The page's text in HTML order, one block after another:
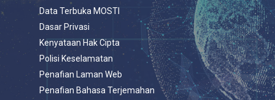
Data Terbuka MOSTI
Dasar Privasi
Kenyataan Hak Cipta
Polisi Keselamatan
Penafian Laman Web
Penafian Bahasa Terjemahan